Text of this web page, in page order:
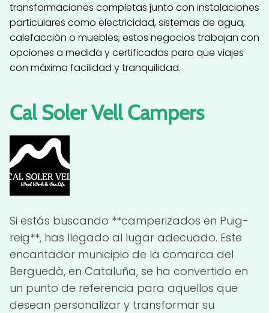
transformaciones completas junto con instalaciones
particulares como electricidad, sistemas de agua,
calefacción o muebles, estos negocios trabajan con
opciones a medida y certificadas para que viajes
con máxima facilidad y tranquilidad.
Cal Soler Vell Campers
Si estás buscando **camperizados en Puig-
reig**, has llegado al lugar adecuado. Este
encantador municipio de la comarca del
Berguedà, en Cataluña, se ha convertido en
un punto de referencia para aquellos que
desean personalizar y transformar su